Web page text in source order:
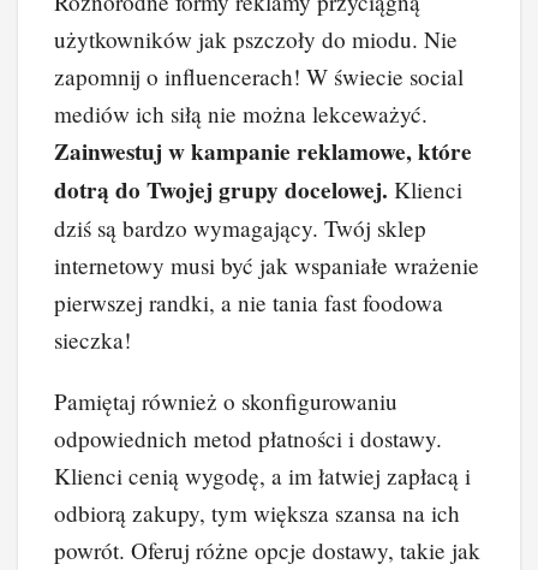
użytkowników jak pszczoły do miodu. Nie
zapomnij o influencerach! W świecie social
mediów ich siłą nie można lekceważyć.
Zainwestuj w kampanie reklamowe, które
dotrą do Twojej grupy docelowej. Klienci
dziś są bardzo wymagający. Twój sklep
internetowy musi być jak wspaniałe wrażenie
pierwszej randki, a nie tania fast foodowa
sieczka!
Pamiętaj również o skonfigurowaniu
odpowiednich metod płatności i dostawy.
Klienci cenią wygodę, a im łatwiej zapłacą i
odbiorą zakupy, tym większa szansa na ich
powrót. Oferuj różne opcje dostawy, takie jak